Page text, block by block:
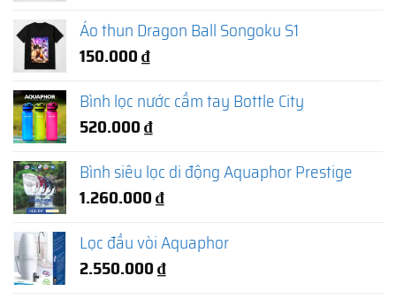
Áo thun Dragon Ball Songoku S1
150.000₫
Bình lọc nước cầm tay Bottle City
520.000₫
Bình siêu lọc di động Aquaphor Prestige
1.260.000₫
Lọc đầu vòi Aquaphor
2.550.000₫